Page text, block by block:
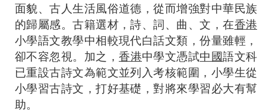
面貌、古人生活風俗道德，從而增強對中華民族
的歸屬感。古籍選材，詩、詞、曲、文，在香港
小學語文教學中相較現代白話文類，份量雖輕，
卻不容忽視。加之，香港中學文憑試中國語文科
已重設古詩文為範文並列入考核範圍，小學生從
小學習古詩文，打好基礎，對將來學習必大有幫
助。